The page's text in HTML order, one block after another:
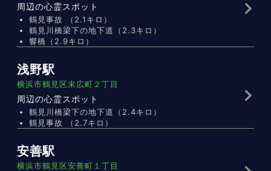
周辺の心霊スポット
鶴見事故 （2.1キロ）
鶴見川橋梁下の地下道（2.3キロ）
響橋（2.9キロ）
浅野駅
横浜市鶴見区末広町２丁目
周辺の心霊スポット
鶴見川橋梁下の地下道（2.4キロ）
鶴見事故 （2.7キロ）
安善駅
横浜市鶴見区安善町１丁目